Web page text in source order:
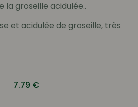
la groseille acidulée..
et acidulée de groseille, très
7.79 €